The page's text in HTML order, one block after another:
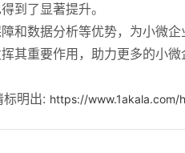
到了显著提升。
和数据分析等优势，为小微
其重要作用，助力更多的小
明出: https://